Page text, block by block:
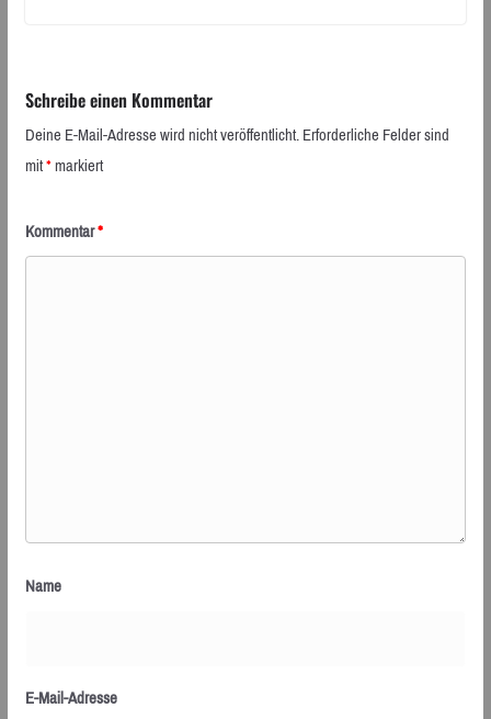
Schreibe einen Kommentar
Deine E-Mail-Adresse wird nicht veröffentlicht.Erforderliche Felder sind
mit*markiert
Kommentar*
Name
E-Mail-Adresse